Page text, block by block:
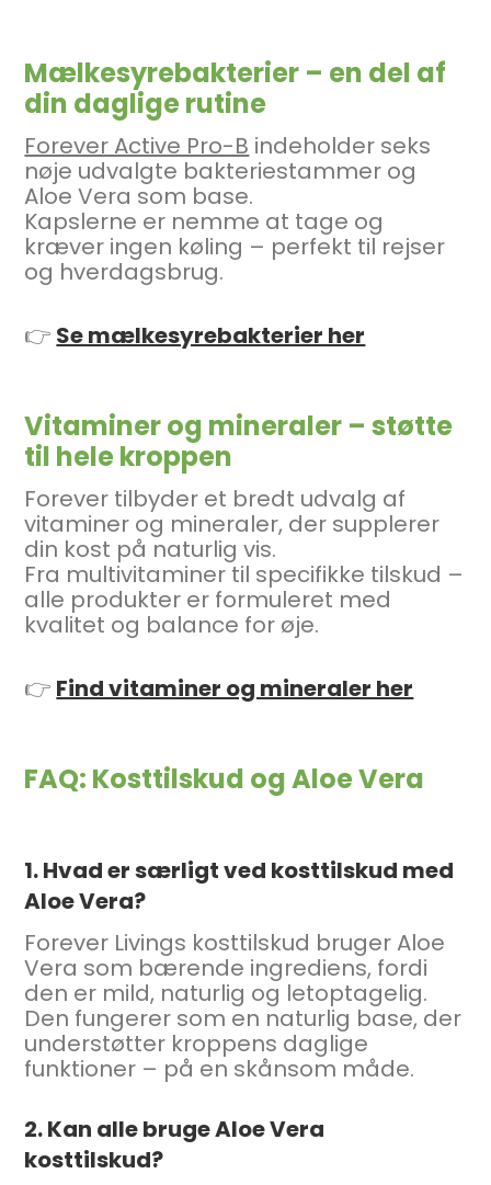
Mælkesyrebakterier – en del af
din daglige rutine
Forever Active Pro-B indeholder seks
nøje udvalgte bakteriestammer og
Aloe Vera som base.
Kapslerne er nemme at tage og
kræver ingen køling – perfekt til rejser
og hverdagsbrug.
👉 Se mælkesyrebakterier her
Vitaminer og mineraler – støtte
til hele kroppen
Forever tilbyder et bredt udvalg af
vitaminer og mineraler, der supplerer
din kost på naturlig vis.
Fra multivitaminer til specifikke tilskud –
alle produkter er formuleret med
kvalitet og balance for øje.
👉 Find vitaminer og mineraler her
FAQ: Kosttilskud og Aloe Vera
1. Hvad er særligt ved kosttilskud med
Aloe Vera?
Forever Livings kosttilskud bruger Aloe
Vera som bærende ingrediens, fordi
den er mild, naturlig og letoptagelig.
Den fungerer som en naturlig base, der
understøtter kroppens daglige
funktioner – på en skånsom måde.
2. Kan alle bruge Aloe Vera
kosttilskud?